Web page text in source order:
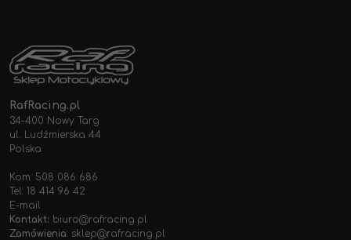
RafRacing.pl
34-400 Nowy Targ
ul. Ludźmierska 44
Polska
Kom: 508 086 686
Tel: 18 414 96 42
E-mail
Kontakt: biuro@rafracing.pl
Zamówienia: sklep@rafracing.pl